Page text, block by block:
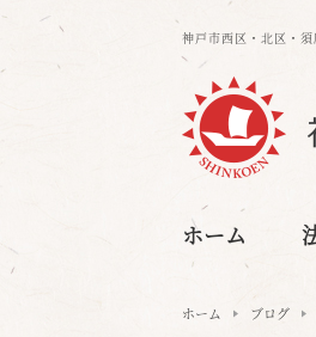
神戸市西区・北区・
ホーム
ホーム ブログ